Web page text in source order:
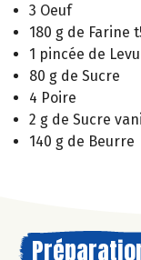
3 Oeuf
180 g de Farine
1 pincée de
80 g de Sucre
4 Poire
2 g de Sucre
140 g de Beurre